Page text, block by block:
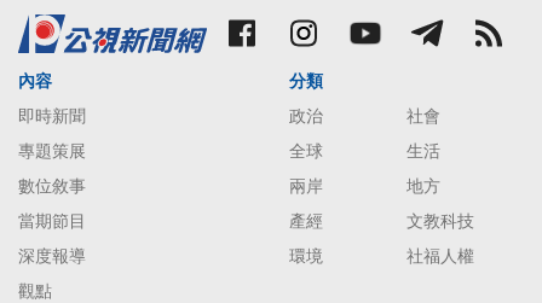
內容
即時新聞
專題策展
數位敘事
當期節目
深度報導
觀點
分類
政治
社會
全球
生活
兩岸
地方
產經
文教科技
環境
社福人權